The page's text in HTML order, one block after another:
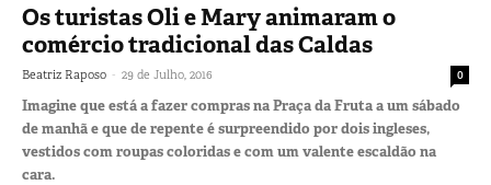
Os turistas Oli e Mary animaram o
comércio tradicional das Caldas
Beatriz Raposo - 29 de Julho, 2016 0
Imagine que está a fazer compras na Praça da Fruta a um sábado
de manhã e que de repente é surpreendido por dois ingleses,
vestidos com roupas coloridas e com um valente escaldão na
cara.